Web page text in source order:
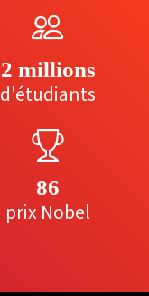
2 millions
d'étudiants
86
prix Nobel